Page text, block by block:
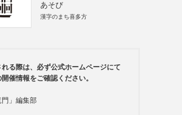
あそび
漢字のまち喜多方
れる際は、必ず公式ホームページにて
催情報をご確認ください。
門」編集部